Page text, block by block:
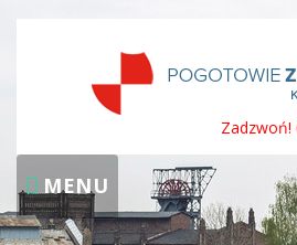
Zadzwoń!
MENU